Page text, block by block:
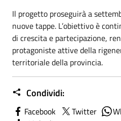
Il progetto proseguirà a
nuove tappe. L’obiettivo è
di crescita e partecipazione,
protagoniste attive della
territoriale della provincia.
Condividi:
Facebook Twitter